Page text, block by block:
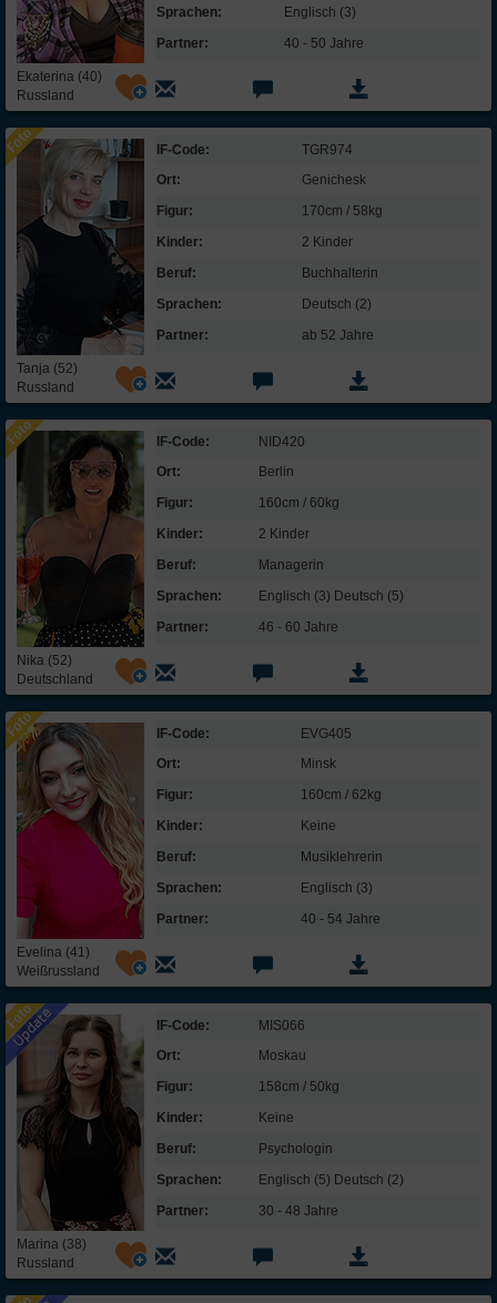
Ekaterina (40)
Russland
Sprachen:
Englisch (3)
Partner:
40 - 50 Jahre
Tanja (52)
Russland
IF-Code:
TGR974
Ort:
Genichesk
Figur:
170cm / 58kg
Kinder:
2 Kinder
Beruf:
Buchhalterin
Sprachen:
Deutsch (2)
Partner:
ab 52 Jahre
Nika (52)
Deutschland
IF-Code:
NID420
Ort:
Berlin
Figur:
160cm / 60kg
Kinder:
2 Kinder
Beruf:
Managerin
Sprachen:
Englisch (3) Deutsch (5)
Partner:
46 - 60 Jahre
Evelina (41)
Weißrussland
IF-Code:
EVG405
Ort:
Minsk
Figur:
160cm / 62kg
Kinder:
Keine
Beruf:
Musik­lehrerin
Sprachen:
Englisch (3)
Partner:
40 - 54 Jahre
Marina (38)
Russland
IF-Code:
MIS066
Ort:
Moskau
Figur:
158cm / 50kg
Kinder:
Keine
Beruf:
Psychologin
Sprachen:
Englisch (5) Deutsch (2)
Partner:
30 - 48 Jahre